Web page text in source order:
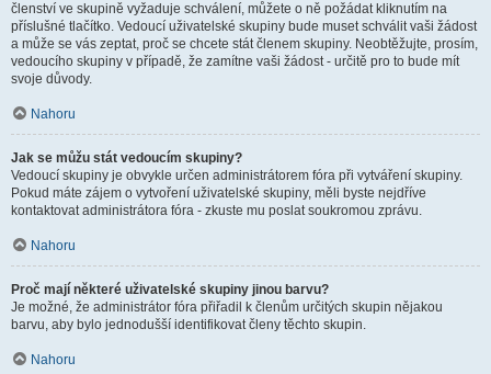
členství ve skupině vyžaduje schválení, můžete o ně požádat kliknutím na
příslušné tlačítko. Vedoucí uživatelské skupiny bude muset schválit vaši žádost
a může se vás zeptat, proč se chcete stát členem skupiny. Neobtěžujte, prosím,
vedoucího skupiny v případě, že zamítne vaši žádost - určitě pro to bude mít
svoje důvody.
Nahoru
Jak se můžu stát vedoucím skupiny?
Vedoucí skupiny je obvykle určen administrátorem fóra při vytváření skupiny.
Pokud máte zájem o vytvoření uživatelské skupiny, měli byste nejdříve
kontaktovat administrátora fóra - zkuste mu poslat soukromou zprávu.
Nahoru
Proč mají některé uživatelské skupiny jinou barvu?
Je možné, že administrátor fóra přiřadil k členům určitých skupin nějakou
barvu, aby bylo jednodušší identifikovat členy těchto skupin.
Nahoru